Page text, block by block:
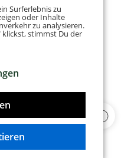
Surferlebnis zu
oder Inhalte
zu analysieren.
klickst, stimmst Du der